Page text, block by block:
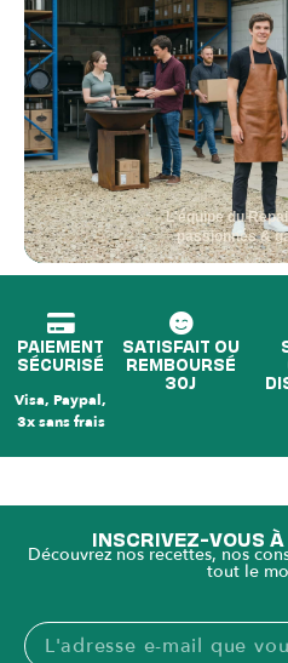
L'équipe du
passionnés &
PAIEMENT
SÉCURISÉ
Visa, Paypal,
3x sans frais
SATISFAIT OU
REMBOURSÉ
30J
INSCRIVEZ-VOUS
Découvrez nos recettes, nos
tout le